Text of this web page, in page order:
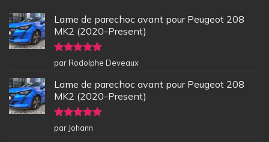
Lame de parechoc avant pour Peugeot 208
MK2 (2020-Present)
Note5sur
5
par Rodolphe Deveaux
Lame de parechoc avant pour Peugeot 208
MK2 (2020-Present)
Note5sur
5
par Johann